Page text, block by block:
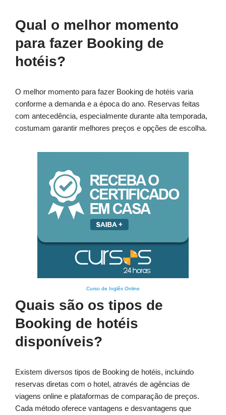
Qual o melhor momento
para fazer Booking de
hotéis?
O melhor momento para fazer Booking de hotéis varia
conforme a demanda e a época do ano. Reservas feitas
com antecedência, especialmente durante alta temporada,
costumam garantir melhores preços e opções de escolha.
Curso de Inglês Online
Quais são os tipos de
Booking de hotéis
disponíveis?
Existem diversos tipos de Booking de hotéis, incluindo
reservas diretas com o hotel, através de agências de
viagens online e plataformas de comparação de preços.
Cada método oferece vantagens e desvantagens que